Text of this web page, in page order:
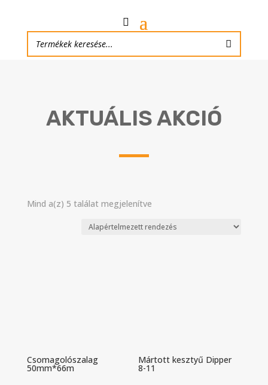
AKTUÁLIS AKCIÓ
Mind a(z) 5 találat megjelenítve
Csomagolószalag
50mm*66m
Mártott kesztyű Dipper
8-11